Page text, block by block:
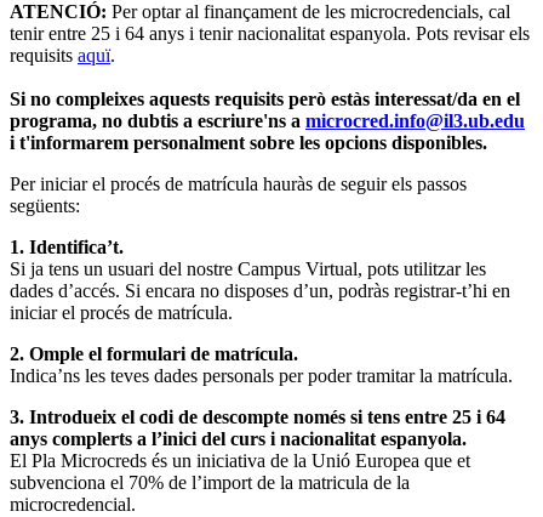
ATENCIÓ: Per optar al finançament de les microcredencials, cal
tenir entre 25 i 64 anys i tenir nacionalitat espanyola. Pots revisar els
requisits aquï.
Si no compleixes aquests requisits però estàs interessat/da en el
programa, no dubtis a escriure'ns a microcred.info@il3.ub.edu
i t'informarem personalment sobre les opcions disponibles.
Per iniciar el procés de matrícula hauràs de seguir els passos
següents:
1. Identifica’t.
Si ja tens un usuari del nostre Campus Virtual, pots utilitzar les
dades d’accés. Si encara no disposes d’un, podràs registrar-t’hi en
iniciar el procés de matrícula.
2. Omple el formulari de matrícula.
Indica’ns les teves dades personals per poder tramitar la matrícula.
3. Introdueix el codi de descompte només si tens entre 25 i 64
anys complerts a l’inici del curs i nacionalitat espanyola.
El Pla Microcreds és un iniciativa de la Unió Europea que et
subvenciona el 70% de l’import de la matricula de la
microcredencial.